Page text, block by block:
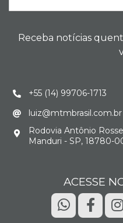
Receba notícias
+55 (14) 99706-1713
luiz@mtmbrasil.com.br
Rodovia Antônio
Manduri - SP, 18780-
ACESSE